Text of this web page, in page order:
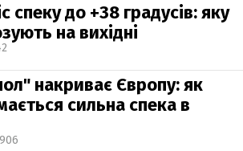
спеку до +38 градусів: яку
на вихідні
накриває Європу: як
сильна спека в